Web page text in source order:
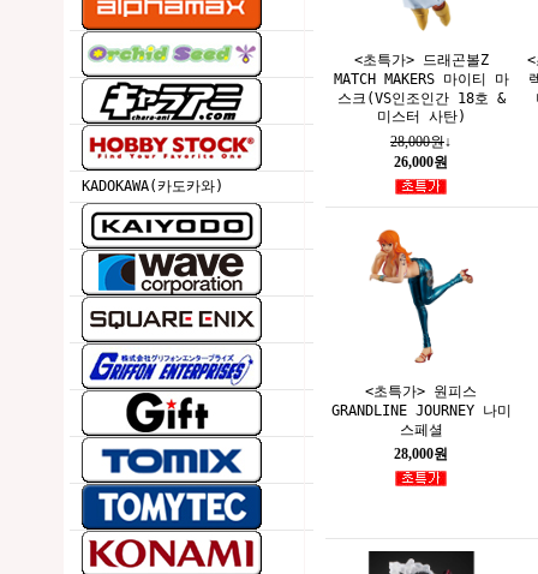
KADOKAWA(카도카와)
<초특가> 드래곤볼Z
MATCH MAKERS 마이티 마
스크(VS인조인간 18호 &
미스터 사탄)
28,000원↓
26,000원
<초특가> 원피스
GRANDLINE JOURNEY 나미
스페셜
28,000원